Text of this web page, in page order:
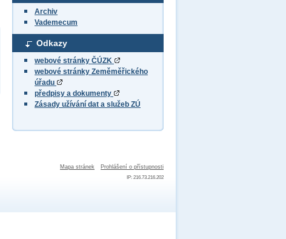
Archiv
Vademecum
Odkazy
webové stránky ČÚZK
webové stránky Zeměměřického
úřadu
předpisy a dokumenty
Zásady užívání dat a služeb ZÚ
Mapa stránek Prohlášení o přístupnosti
IP: 216.73.216.202